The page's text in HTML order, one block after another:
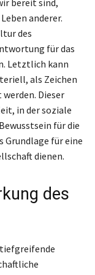
anderer.
des
für das
Letztlich kann
als Zeichen
Dieser
in der soziale
für die
Grundlage für eine
dienen.
des
tiefgreifende